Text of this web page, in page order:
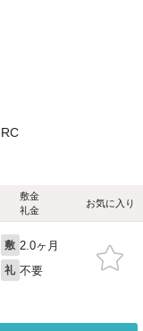
RC
敷金
礼金
お気に入り
敷 2.0ヶ月
礼 不要